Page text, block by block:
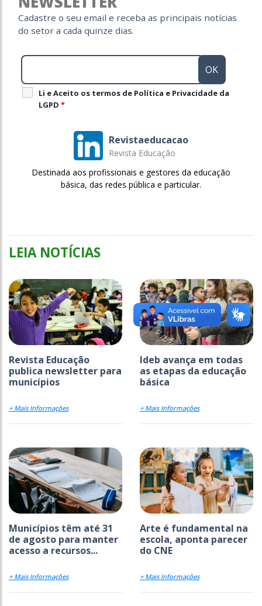
Cadastre o seu email e receba as principais notícias
do setor a cada quinze dias.
Li e Aceito os termos de Política e Privacidade da
LGPD *
Revistaeducacao
Revista Educação
Destinada aos profissionais e gestores da educação
básica, das redes pública e particular.
LEIA NOTÍCIAS
Revista Educação
publica newsletter para
municípios
+ Mais Informações
Ideb avança em todas
as etapas da educação
básica
+ Mais Informações
Municípios têm até 31
de agosto para manter
acesso a recursos...
+ Mais Informações
Arte é fundamental na
escola, aponta parecer
do CNE
+ Mais Informações